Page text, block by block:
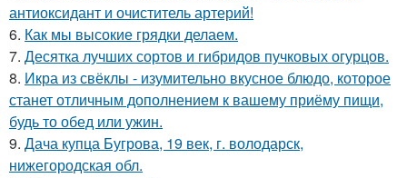
антиоксидант и очиститель артерий!
6. Как мы высокие грядки делаем.
7. Десятка лучших сортов и гибридов пучковых огурцов.
8. Икра из свёклы - изумительно вкусное блюдо, которое
станет отличным дополнением к вашему приёму пищи,
будь то обед или ужин.
9. Дача купца Бугрова, 19 век, г. володарск,
нижегородская обл.